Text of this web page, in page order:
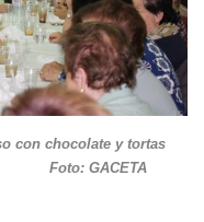
con chocolate y tortas